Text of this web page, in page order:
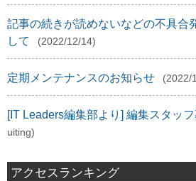
記事の続きが読めないなどの不具合
して
(2022/12/14)
定期メンテナンスのお知らせ (2022/
[IT Leaders編集部より] 編集スタッ
uiting)
アクセスランキング